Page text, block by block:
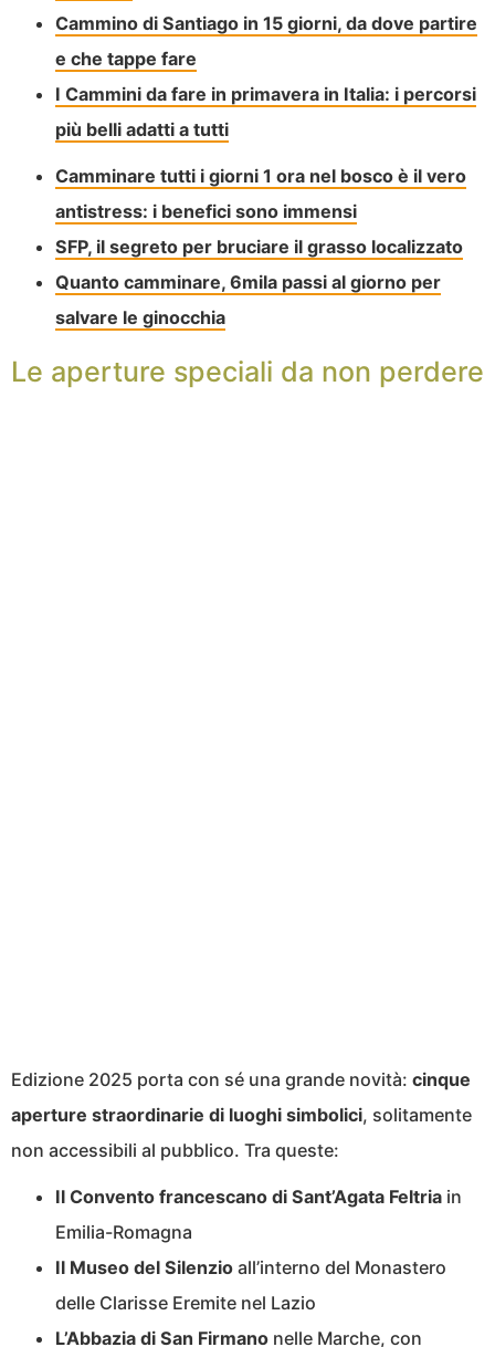
Cammino di Santiago in 15 giorni, da dove partire
e che tappe fare
I Cammini da fare in primavera in Italia: i percorsi
più belli adatti a tutti
Camminare tutti i giorni 1 ora nel bosco è il vero
antistress: i benefici sono immensi
SFP, il segreto per bruciare il grasso localizzato
Quanto camminare, 6mila passi al giorno per
salvare le ginocchia
Le aperture speciali da non perdere
Edizione 2025 porta con sé una grande novità: cinque
aperture straordinarie di luoghi simbolici, solitamente
non accessibili al pubblico. Tra queste:
Il Convento francescano di Sant’Agata Feltria in
Emilia-Romagna
Il Museo del Silenzio all’interno del Monastero
delle Clarisse Eremite nel Lazio
L’Abbazia di San Firmano nelle Marche, con